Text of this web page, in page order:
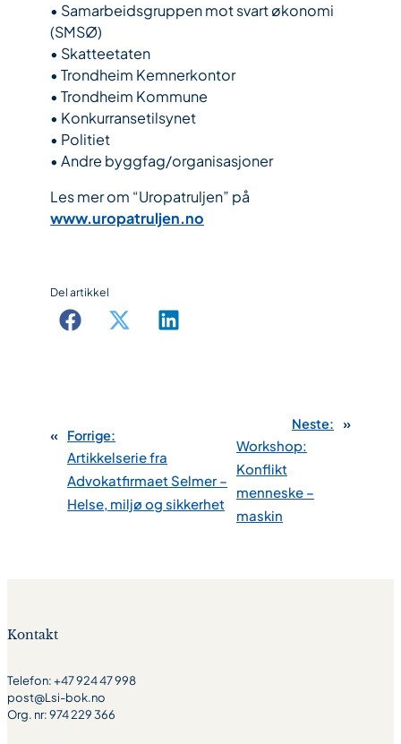
• Samarbeidsgruppen mot svart økonomi
(SMSØ)
• Skatteetaten
• Trondheim Kemnerkontor
• Trondheim Kommune
• Konkurransetilsynet
• Politiet
• Andre byggfag/organisasjoner
Les mer om “Uropatruljen” på
www.uropatruljen.no
Del artikkel
« Forrige:
Artikkelserie fra
Advokatfirmaet Selmer –
Helse, miljø og sikkerhet
Neste:
Workshop:
Konflikt
menneske –
maskin
»
Kontakt
Telefon: +47 924 47 998
post@Lsi-bok.no
Org. nr: 974 229 366